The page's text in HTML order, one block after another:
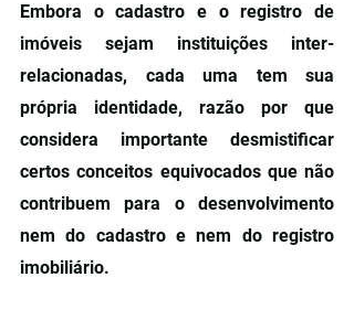
Embora o cadastro e o registro de
imóveis sejam instituições inter-
relacionadas, cada uma tem sua
própria identidade, razão por que
considera importante desmistificar
certos conceitos equivocados que não
contribuem para o desenvolvimento
nem do cadastro e nem do registro
imobiliário.